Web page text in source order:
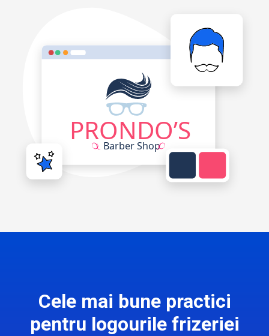
Cele mai bune practici
pentru logourile frizeriei